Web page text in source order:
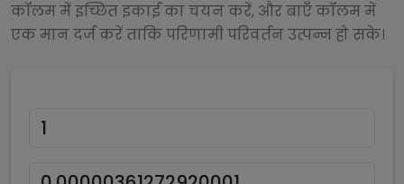
कॉलम में इच्छित इकाई का चयन करें, और बाएँ कॉलम में
एक मान दर्ज करें ताकि परिणामी परिवर्तन उत्पन्न हो सके।